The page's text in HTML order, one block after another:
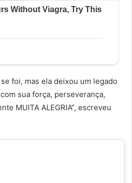
foi, mas ela deixou um legado
sua força, perseverança,
MUITA ALEGRIA”, escreveu